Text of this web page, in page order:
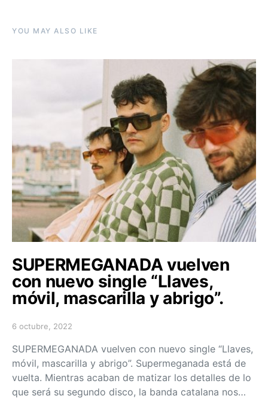
YOU MAY ALSO LIKE
SUPERMEGANADA vuelven
con nuevo single “Llaves,
móvil, mascarilla y abrigo”.
Posted on
6 octubre, 2022
SUPERMEGANADA vuelven con nuevo single “Llaves,
móvil, mascarilla y abrigo”. Supermeganada está de
vuelta. Mientras acaban de matizar los detalles de lo
que será su segundo disco, la banda catalana nos…